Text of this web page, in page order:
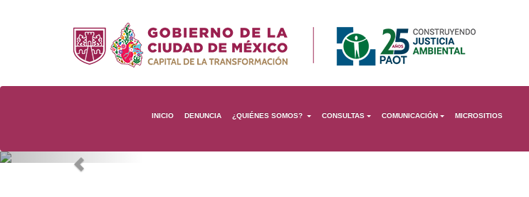
INICIO DENUNCIA ¿QUIÉNES SOMOS? CONSULTAS COMUNICACIÓN MICROSITIOS
Previous